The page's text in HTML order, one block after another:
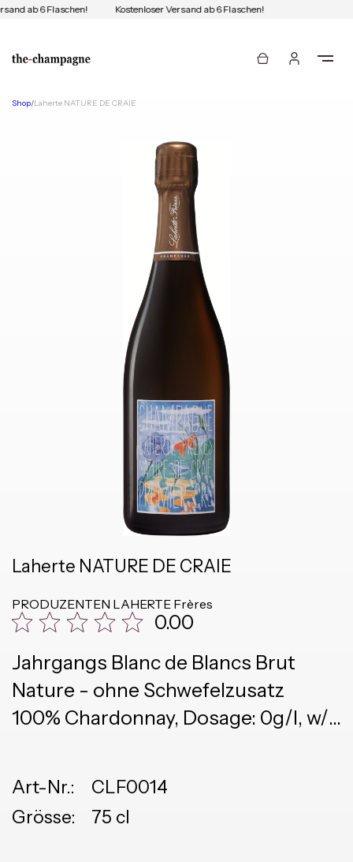
ab 6 Flaschen! Kostenloser Versand ab 6 Flaschen!
Shop/Laherte NATURE DE CRAIE
Laherte NATURE DE CRAIE
PRODUZENTEN LAHERTE Frères
0.00
Jahrgangs Blanc de Blancs Brut
Nature - ohne Schwefelzusatz
100% Chardonnay, Dosage: 0g/l, w/o
Art-Nr.:
CLF0014
Grösse:
75 cl